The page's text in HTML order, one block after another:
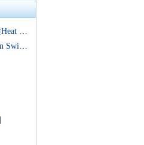
猪舍设备设施中热交换器概述Heat Exchangers in Swine Facilities
猪舍环境---The Environment in Swine Housing